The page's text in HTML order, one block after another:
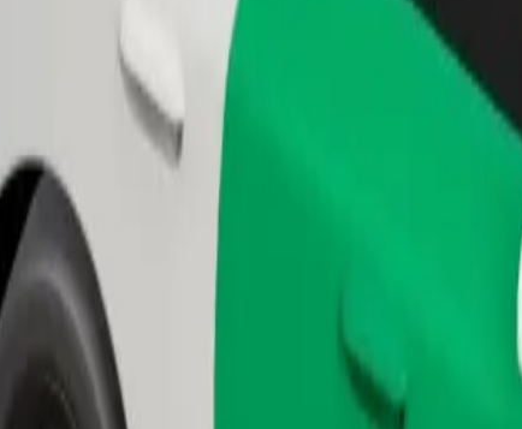
დან Circus Triangle Shopping Centre მდე
Shopping Centre მდე გადაადგილების საუკეთესო გზას
გადმოწერე
საშუალო ზომის ავტომობილებით.